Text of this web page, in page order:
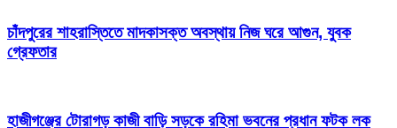
চাঁদপুরের শাহরাস্তিতে মাদকাসক্ত অবস্থায় নিজ ঘরে আগুন, যুবক
গ্রেফতার
হাজীগঞ্জের টোরাগড় কাজী বাড়ি সড়কে রহিমা ভবনের প্রধান ফটক লক